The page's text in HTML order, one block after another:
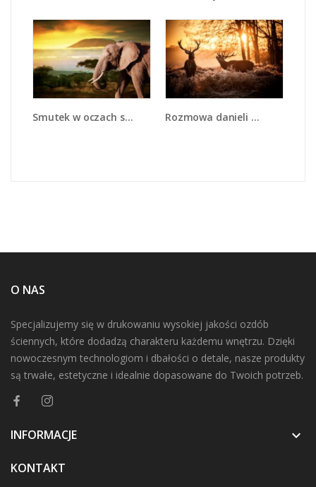
Smutek w oczach słonia - Z275 Rozmowa danieli w lesie - Z225
O NAS
Specjalizujemy się w drukowaniu wysokiej jakości ozdób
ściennych, które dodadzą charakteru każdemu wnętrzu. Dzięki
nowoczesnym technologiom i dbałości o detale, nasze produkty
są trwałe, estetyczne i idealnie dopasowane do Twoich potrzeb.
INFORMACJE 
KONTAKT